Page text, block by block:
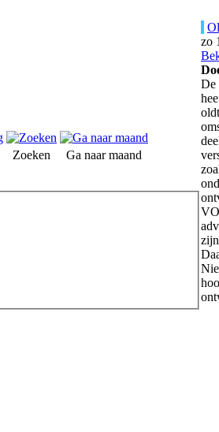
Zoeken Ga naar maand
zo
De